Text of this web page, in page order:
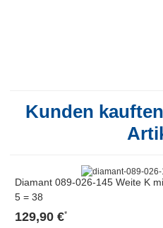
Kunden
Diamant 089-026-145 Weite K
5 = 38
129,90 €*